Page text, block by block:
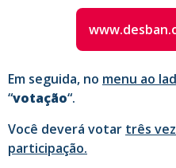
Em seguida, no menu ao
“votação“.
Você deverá votar três
participação.